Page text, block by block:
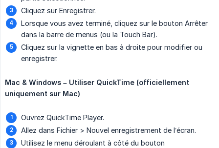
Cliquez sur Enregistrer.
Lorsque vous avez terminé, cliquez sur le bouton Arrêter
dans la barre de menus (ou la Touch Bar).
Cliquez sur la vignette en bas à droite pour modifier ou
enregistrer.
Mac & Windows – Utiliser QuickTime (officiellement
uniquement sur Mac)
Ouvrez QuickTime Player.
Allez dans Fichier > Nouvel enregistrement de l’écran.
Utilisez le menu déroulant à côté du bouton